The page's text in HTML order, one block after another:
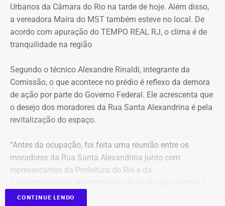
Urbanos da Câmara do Rio na tarde de hoje. Além disso,
a vereadora Maíra do MST também esteve no local. De
acordo com apuração do TEMPO REAL RJ, o clima é de
tranquilidade na região
Segundo o técnico Alexandre Rinaldi, integrante da
Comissão, o que acontece no prédio é reflexo da demora
de ação por parte do Governo Federal. Ele acrescenta que
o desejo dos moradores da Rua Santa Alexandrina é pela
revitalização do espaço.
“Antes da ocupação, foi feita uma reunião entre os
moradores da Rua Santa Alexandrina junto com
representantes da Prefeitura do Rio e da
terreno até passar para o Arquivo Nacional. Mas o
CONTINUE LENDO